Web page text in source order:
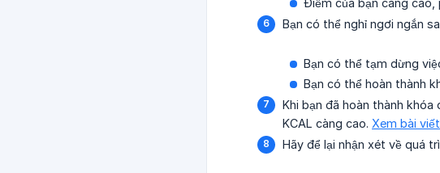
Điểm của bạn càng cao,
Bạn có thể nghỉ ngơi ngắn
Bạn có thể tạm dừng
Bạn có thể hoàn thành
Khi bạn đã hoàn thành
KCAL càng cao. Xem bài
Hãy để lại nhận xét về quá